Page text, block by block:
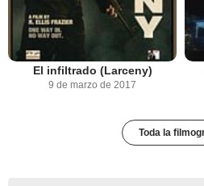
El infiltrado (Larceny)
9 de marzo de 2017
Toda la